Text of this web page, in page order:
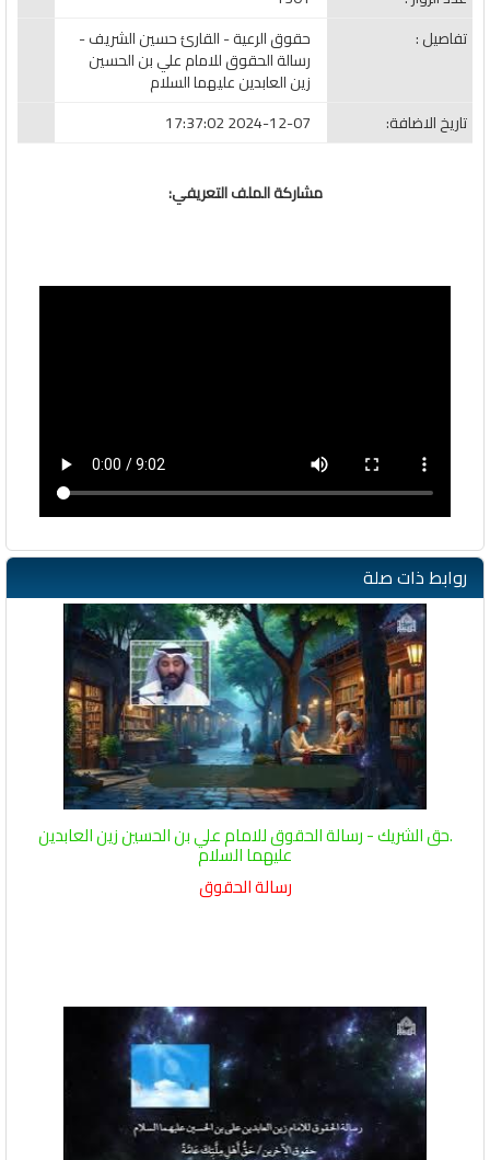
تفاصيل :
حقوق الرعية - القارئ حسين الشريف -
رسالة الحقوق للامام علي بن الحسين
زين العابدين عليهما السلام
تاريخ الاضافة:
2024-12-07 17:37:02
مشاركة الملف التعريفي:
روابط ذات صلة
.حق الشريك - رسالة الحقوق للامام علي بن الحسين زين العابدين
عليهما السلام
رسالة الحقوق